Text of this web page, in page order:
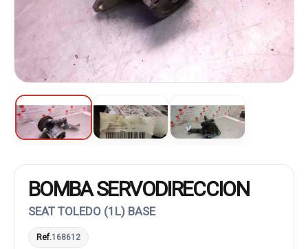
BOMBA SERVODIRECCION
SEAT TOLEDO (1L) BASE
Ref.168612